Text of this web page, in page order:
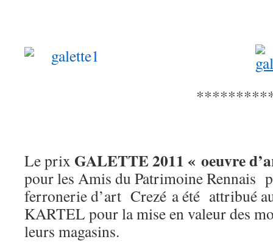
Le prix GALETTE 2011 « oeuvre
pour les Amis du Patrimoine Rennais
ferronerie d’art Crezé a été attribué
KARTEL pour la mise en valeur des
leurs magasins.